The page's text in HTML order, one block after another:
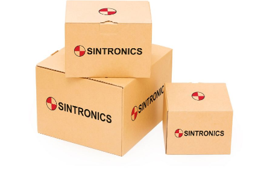
möglich. SINTRONICS ist dann ihr Partner, der
entweder die alten Baugruppen technisch hochwertig
repariert oder ihnen die abgekündigten Baugruppen
aus dem eigenen Lager ersetzt.